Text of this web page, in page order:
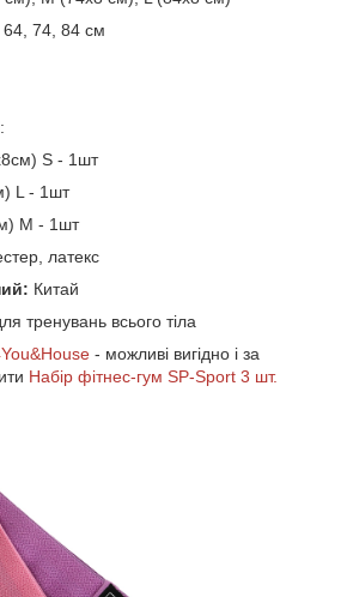
64, 74, 84 cм
S - 1шт
L - 1шт
M - 1шт
латекс
Китай
тренувань всього тіла
- можливі вигідно і за
Набір фітнес-гум SP-Sport 3 шт.